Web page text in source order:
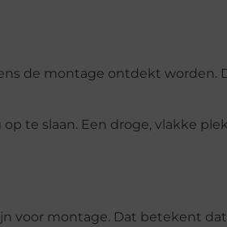
de montage ontdekt worden.
te slaan. Een droge, vlakke
voor montage. Dat betekent